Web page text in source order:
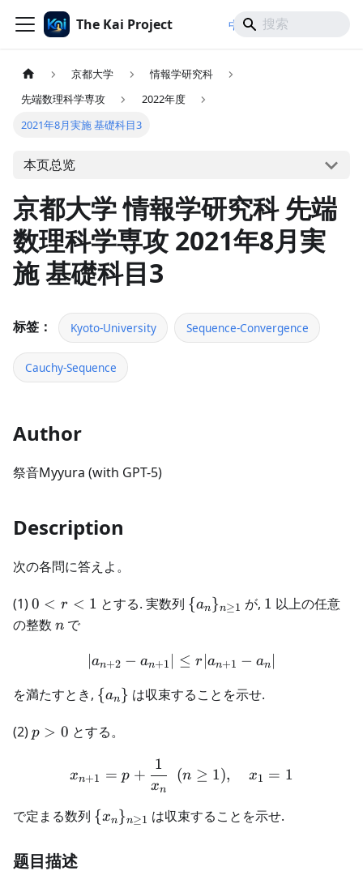
The Kai Project 中文/ 日本語
京都大学
情報学研究科
先端数理科学専攻
2022年度
2021年8月実施 基礎科目3
本页总览
京都大学 情報学研究科 先端
数理科学専攻 2021年8月実
施 基礎科目3
标签： Kyoto-University Sequence-Convergence
Cauchy-Sequence
Author
祭音Myyura (with GPT-5)
Description
次の各問に答えよ。
(1)0
<
0 < r < 1 とする. 実数列 \
{an}n≥1 が, 1
1 以上の任意
の整数 n
n で
|a_{n+2} - a_{n+1}| \leq
an+2 − an+1 ≤ r an+1 − an
を満たすとき, \
{an} は収束することを示せ.
(2)p
p > 0 とする。
x_{n+1} = p +
xn+1 = p +
xn
1
(n ≥ 1), x1 = 1
で定まる数列 \
{xn}n≥1 は収束することを示せ.
题目描述